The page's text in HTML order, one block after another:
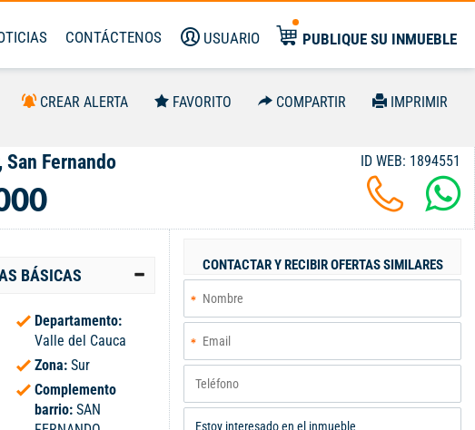
CONTÁCTENOS USUARIO PUBLIQUE SU INMUEBLE
CREAR ALERTA FAVORITO COMPARTIR IMPRIMIR
Fernando ID WEB: 1894551
BÁSICAS
Departamento:
Valle del Cauca
Zona: Sur
Complemento
barrio: SAN
CONTACTAR Y RECIBIR OFERTAS SIMILARES